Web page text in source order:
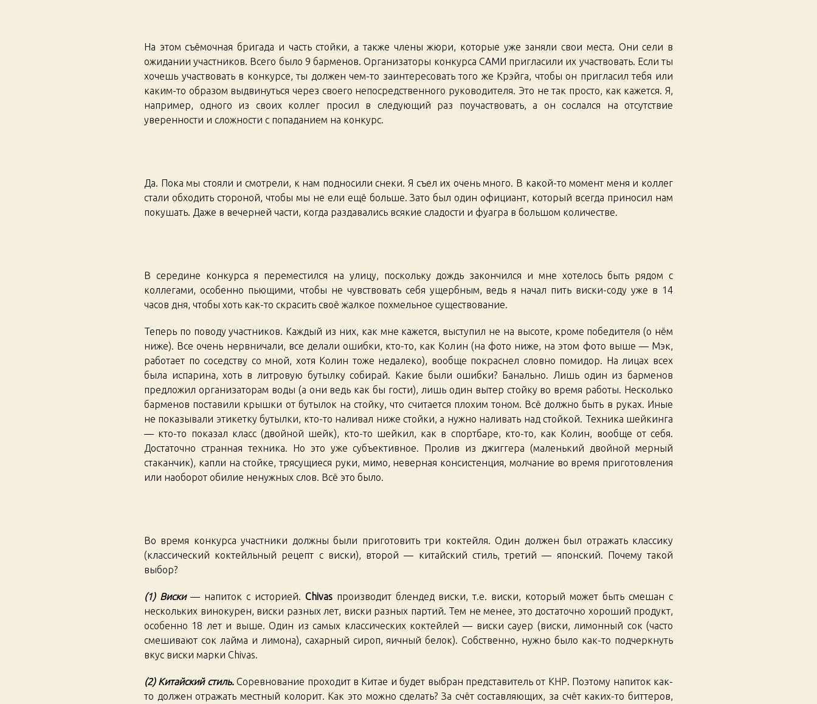
На этом съёмочная бригада и часть стойки, а также члены жюри, которые уже заняли свои места. Они сели в
ожидании участников. Всего было 9 барменов. Организаторы конкурса САМИ пригласили их участвовать. Если ты
хочешь участвовать в конкурсе, ты должен чем-то заинтересовать того же Крэйга, чтобы он пригласил тебя или
каким-то образом выдвинуться через своего непосредственного руководителя. Это не так просто, как кажется. Я,
например, одного из своих коллег просил в следующий раз поучаствовать, а он сослался на отсутствие
уверенности и сложности с попаданием на конкурс.
Да. Пока мы стояли и смотрели, к нам подносили снеки. Я съел их очень много. В какой-то момент меня и коллег
стали обходить стороной, чтобы мы не ели ещё больше. Зато был один официант, который всегда приносил нам
покушать. Даже в вечерней части, когда раздавались всякие сладости и фуагра в большом количестве.
В середине конкурса я переместился на улицу, поскольку дождь закончился и мне хотелось быть рядом с
коллегами, особенно пьющими, чтобы не чувствовать себя ущербным, ведь я начал пить виски-соду уже в 14
часов дня, чтобы хоть как-то скрасить своё жалкое похмельное существование.
Теперь по поводу участников. Каждый из них, как мне кажется, выступил не на высоте, кроме победителя (о нём
ниже). Все очень нервничали, все делали ошибки, кто-то, как Колин (на фото ниже, на этом фото выше — Мэк,
работает по соседству со мной, хотя Колин тоже недалеко), вообще покраснел словно помидор. На лицах всех
была испарина, хоть в литровую бутылку собирай. Какие были ошибки? Банально. Лишь один из барменов
предложил организаторам воды (а они ведь как бы гости), лишь один вытер стойку во время работы. Несколько
барменов поставили крышки от бутылок на стойку, что считается плохим тоном. Всё должно быть в руках. Иные
не показывали этикетку бутылки, кто-то наливал ниже стойки, а нужно наливать над стойкой. Техника шейкинга
— кто-то показал класс (двойной шейк), кто-то шейкил, как в спортбаре, кто-то, как Колин, вообще от себя.
Достаточно странная техника. Но это уже субъективное. Пролив из джиггера (маленький двойной мерный
стаканчик), капли на стойке, трясущиеся руки, мимо, неверная консистенция, молчание во время приготовления
или наоборот обилие ненужных слов. Всё это было.
Во время конкурса участники должны были приготовить три коктейля. Один должен был отражать классику
(классический коктейльный рецепт с виски), второй — китайский стиль, третий — японский. Почему такой
выбор?
(1) Виски— напиток с историей. Chivasпроизводит блендед виски, т.е. виски, который может быть смешан с
нескольких винокурен, виски разных лет, виски разных партий. Тем не менее, это достаточно хороший продукт,
особенно 18 лет и выше. Один из самых классических коктейлей — виски сауер (виски, лимонный сок (часто
смешивают сок лайма и лимона), сахарный сироп, яичный белок). Собственно, нужно было как-то подчеркнуть
вкус виски марки Chivas.
(2) Китайский стиль. Соревнование проходит в Китае и будет выбран представитель от КНР. Поэтому напиток как-
то должен отражать местный колорит. Как это можно сделать? За счёт составляющих, за счёт каких-то биттеров,